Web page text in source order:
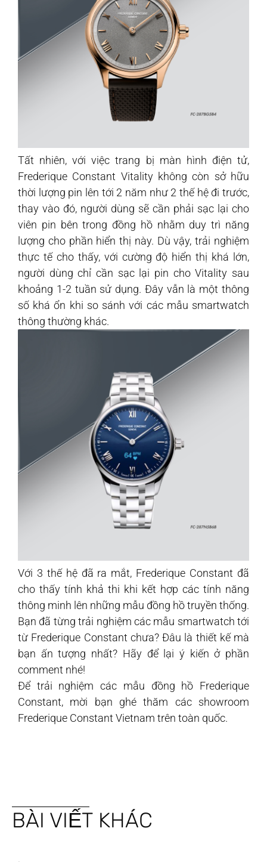
Tất nhiên, với việc trang bị màn hình điện tử,
Frederique Constant Vitality không còn sở hữu
thời lượng pin lên tới 2 năm như 2 thế hệ đi trước,
thay vào đó, người dùng sẽ cần phải sạc lại cho
viên pin bên trong đồng hồ nhằm duy trì năng
lượng cho phần hiển thị này. Dù vậy, trải nghiệm
thực tế cho thấy, với cường độ hiển thị khá lớn,
người dùng chỉ cần sạc lại pin cho Vitality sau
khoảng 1-2 tuần sử dụng. Đây vẫn là một thông
số khá ổn khi so sánh với các mẫu smartwatch
thông thường khác.
Với 3 thế hệ đã ra mắt, Frederique Constant đã
cho thấy tính khả thi khi kết hợp các tính năng
thông minh lên những mẫu đồng hồ truyền thống.
Bạn đã từng trải nghiệm các mẫu smartwatch tới
từ Frederique Constant chưa? Đâu là thiết kế mà
bạn ấn tượng nhất? Hãy để lại ý kiến ở phần
comment nhé!
Để trải nghiệm các mẫu đồng hồ Frederique
Constant, mời bạn ghé thăm các showroom
Frederique Constant Vietnam trên toàn quốc.
BÀI VIẾT KHÁC